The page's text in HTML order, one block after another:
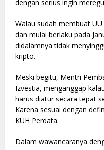
dengan serius ingin
Walau sudah membuat
dan mulai berlaku pada
didalamnya tidak
kripto.
Meski begitu, Mentri
Izvestia, menganggap
harus diatur secara tepat
Karena sesuai dengan
KUH Perdata.
Dalam wawancaranya